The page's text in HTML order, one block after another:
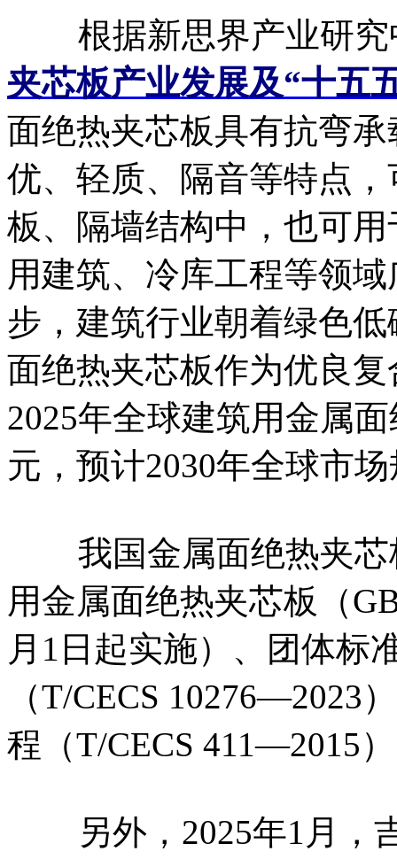
根据新思界产业研究
夹芯板产业发展及“十五
面绝热夹芯板具有抗弯
优、轻质、隔音等特点
板、隔墙结构中，也可
用建筑、冷库工程等领
步，建筑行业朝着绿色
面绝热夹芯板作为优良
2025年全球建筑用金属
元，预计2030年全球市
我国金属面绝热夹芯
用金属面绝热夹芯板（
月1日起实施）、团体标
（T/CECS 10276—2023
程（T/CECS 411—2015
另外，2025年1月，